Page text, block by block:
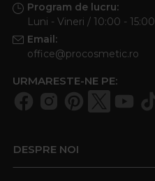
Program de lucru:
Luni - Vineri / 10:00 - 15:00
Email:
office@procosmetic.ro
URMARESTE-NE PE:
DESPRE NOI